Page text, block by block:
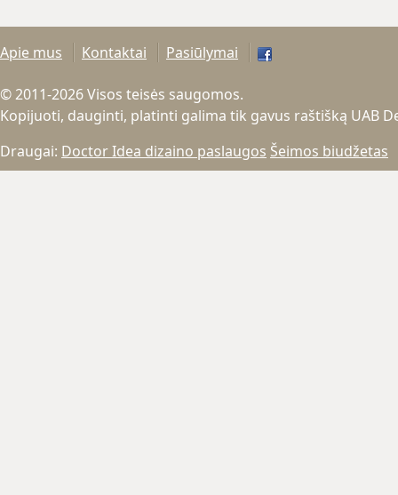
Apie mus Kontaktai Pasiūlymai
© 2011-2026 Visos teisės saugomos.
Kopijuoti, dauginti, platinti galima tik gavus raštišką UAB
Draugai: Doctor Idea dizaino paslaugos Šeimos biudžetas